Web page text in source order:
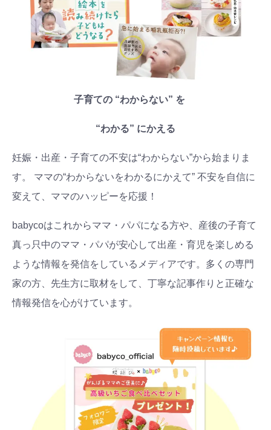
子育ての “わからない” を
“わかる” にかえる
妊娠・出産・子育ての不安は“わからない”から始まりま
す。 ママの“わからないをわかるにかえて” 不安を自信に
変えて、ママのハッピーを応援！
babycoはこれからママ・パパになる方や、産後の子育て
真っ只中のママ・パパが安心して出産・育児を楽しめる
ような情報を発信をしているメディアです。多くの専門
家の方、先生方に取材をして、丁寧な記事作りと正確な
情報発信を心がけています。